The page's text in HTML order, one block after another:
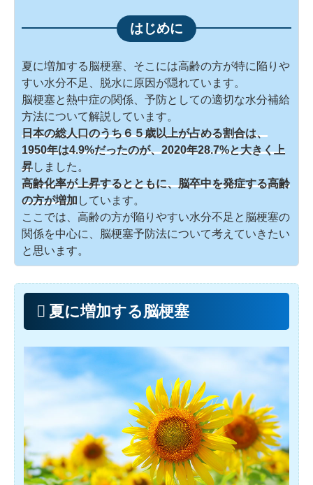
夏に増加する脳梗塞、そこには高齢の方が特に陥りや
すい水分不足、脱水に原因が隠れています。
脳梗塞と熱中症の関係、予防としての適切な水分補給
方法について解説しています。
日本の総人口のうち６５歳以上が占める割合は、
1950年は4.9%だったのが、2020年28.7%と大きく上
昇しました。
高齢化率が上昇するとともに、脳卒中を発症する高齢
の方が増加 しています。
ここでは、高齢の方が陥りやすい水分不足と脳梗塞の
関係を中心に、脳梗塞予防法について考えていきたい
と思います。
夏に増加する脳梗塞